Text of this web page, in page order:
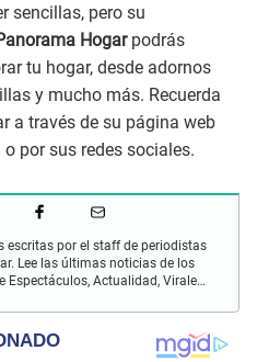
sencillas, pero su
Hogarpodrás
tu hogar, desde adornos
y mucho más. Recuerda
a través de su página web
por sus redes sociales.
escritas por el staff de periodistas
Lee las últimas noticias de los
Espectáculos, Actualidad, Virales,